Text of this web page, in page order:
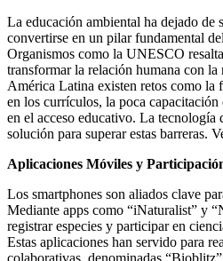
La educación ambiental ha dejado de
convertirse en un pilar fundamental
Organismos como la UNESCO
transformar la relación humana con la
América Latina existen retos como la
en los currículos, la poca capacitación
en el acceso educativo. La tecnología
solución para superar estas barreras.
Aplicaciones Móviles y
Los smartphones son aliados clave
Mediante apps como “iNaturalist” y
registrar especies y participar en
Estas aplicaciones han servido para
colaborativas, denominadas